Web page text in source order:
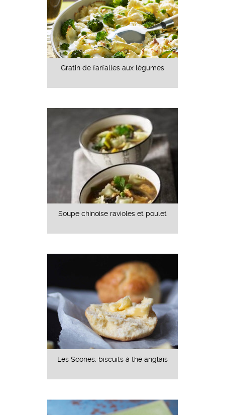
Gratin de farfalles aux légumes
Soupe chinoise ravioles et poulet
Les Scones, biscuits à thé anglais